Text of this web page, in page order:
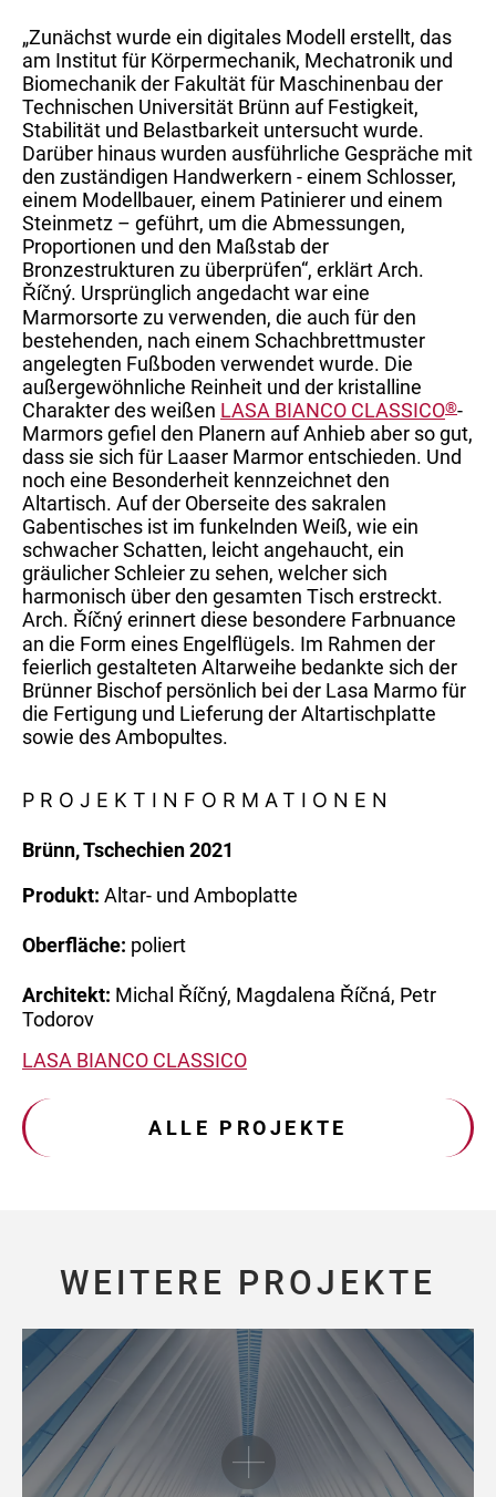
„Zunächst wurde ein digitales Modell erstellt, das
am Institut für Körpermechanik, Mechatronik und
Biomechanik der Fakultät für Maschinenbau der
Technischen Universität Brünn auf Festigkeit,
Stabilität und Belastbarkeit untersucht wurde.
Darüber hinaus wurden ausführliche Gespräche mit
den zuständigen Handwerkern - einem Schlosser,
einem Modellbauer, einem Patinierer und einem
Steinmetz – geführt, um die Abmessungen,
Proportionen und den Maßstab der
Bronzestrukturen zu überprüfen“, erklärt Arch.
Říčný. Ursprünglich angedacht war eine
Marmorsorte zu verwenden, die auch für den
bestehenden, nach einem Schachbrettmuster
angelegten Fußboden verwendet wurde. Die
außergewöhnliche Reinheit und der kristalline
Charakter des weißen LASA BIANCO CLASSICO®-
Marmors gefiel den Planern auf Anhieb aber so gut,
dass sie sich für Laaser Marmor entschieden. Und
noch eine Besonderheit kennzeichnet den
Altartisch. Auf der Oberseite des sakralen
Gabentisches ist im funkelnden Weiß, wie ein
schwacher Schatten, leicht angehaucht, ein
gräulicher Schleier zu sehen, welcher sich
harmonisch über den gesamten Tisch erstreckt.
Arch. Říčný erinnert diese besondere Farbnuance
an die Form eines Engelflügels. Im Rahmen der
feierlich gestalteten Altarweihe bedankte sich der
Brünner Bischof persönlich bei der Lasa Marmo für
die Fertigung und Lieferung der Altartischplatte
sowie des Ambopultes.
PROJEKT­INFORMATIONEN
Brünn, Tschechien 2021
Produkt: Altar- und Amboplatte
Oberfläche: poliert
Architekt: Michal Říčný, Magdalena Říčná, Petr
Todorov
LASA BIANCO CLASSICO
ALLE PROJEKTE
WEITERE PROJEKTE